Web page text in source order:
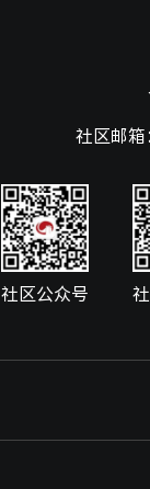
社区邮
社区公众号